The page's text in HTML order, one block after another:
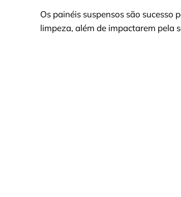
Os painéis suspensos são sucesso
limpeza, além de impactarem pela